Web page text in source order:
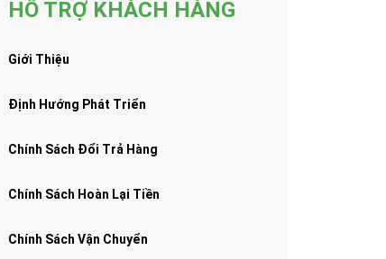
HỖ TRỢ KHÁCH HÀNG
Giới Thiệu
Định Hướng Phát Triển
Chính Sách Đổi Trả Hàng
Chính Sách Hoàn Lại Tiền
Chính Sách Vận Chuyển